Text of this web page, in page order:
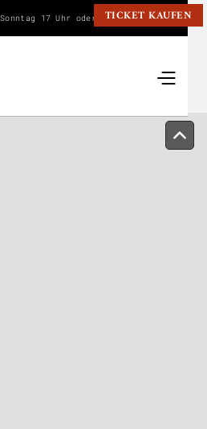
17 Uhr oder wie angegeben.
TICKET KAUFEN